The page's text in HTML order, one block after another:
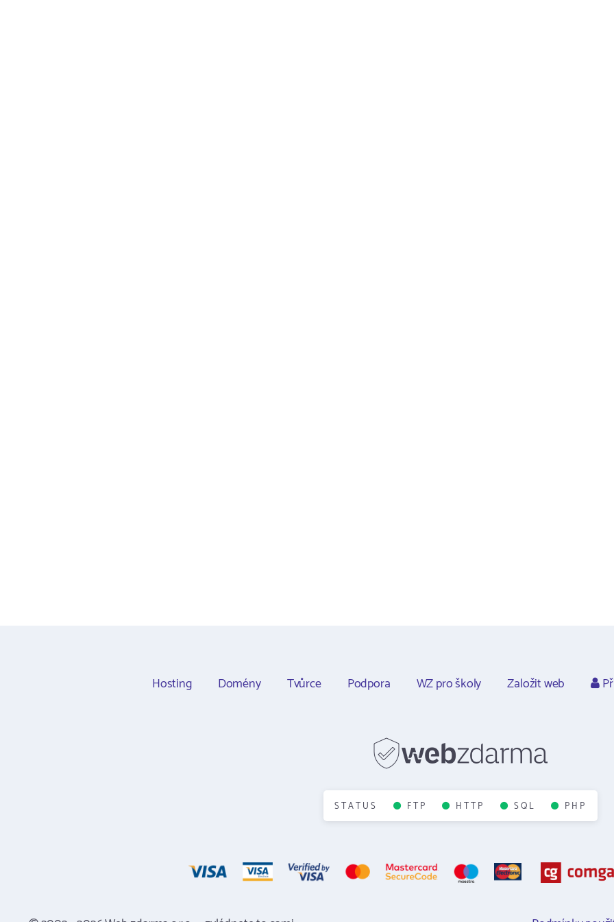
Hosting Domény Tvůrce Podpora WZ pro školy Založit web
STATUS FTP HTTP SQL PHP